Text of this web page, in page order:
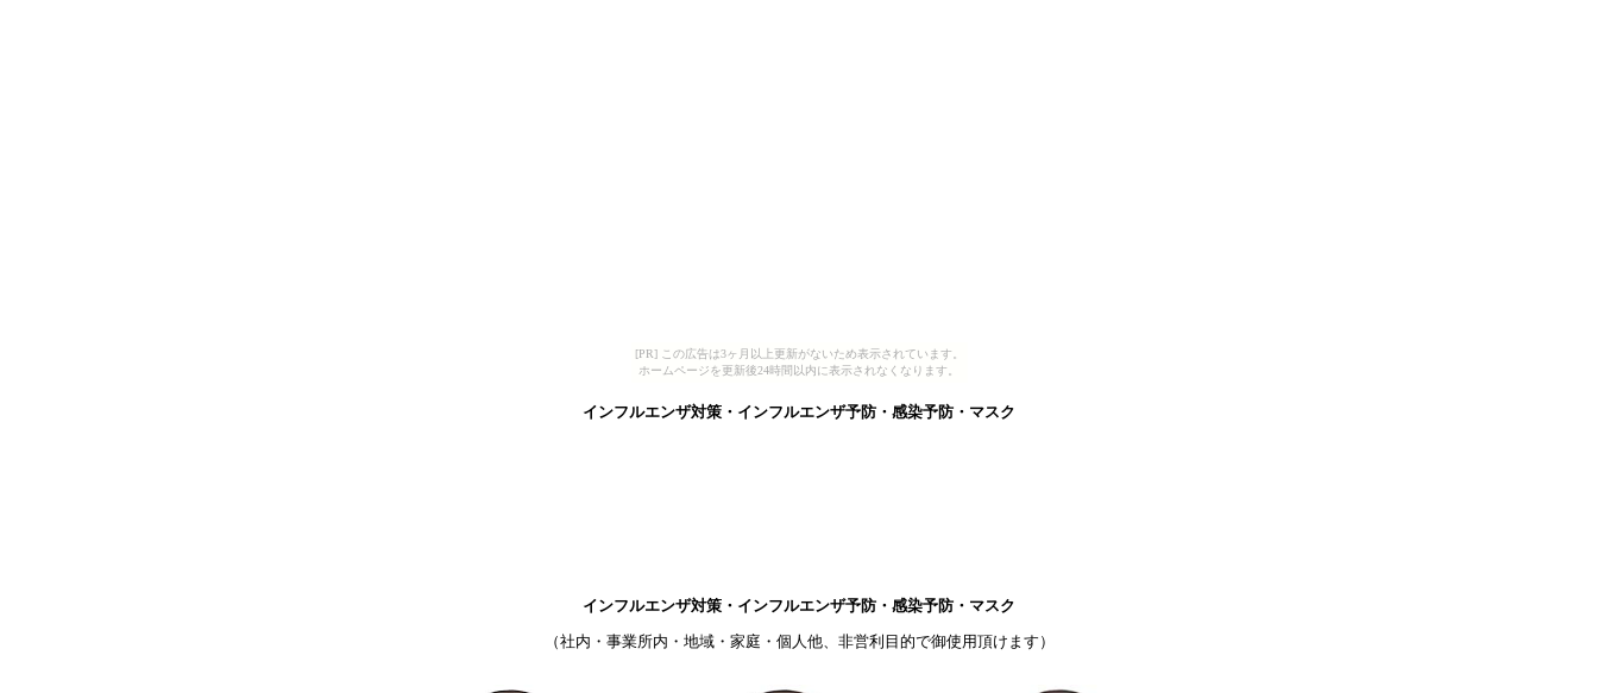
[PR] この広告は3ヶ月以上更新がないため表示されています。
ホームページを更新後24時間以内に表示されなくなります。
インフルエンザ対策・インフルエンザ予防・感染予防・マスク
インフルエンザ対策・インフルエンザ予防・感染予防・マスク
（社内・事業所内・地域・家庭・個人他、非営利目的で御使用頂けます）